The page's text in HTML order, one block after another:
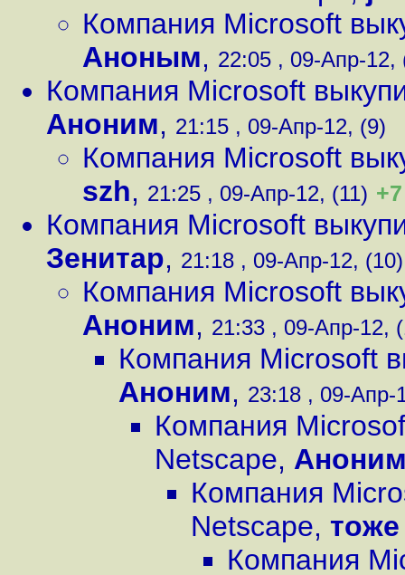
Компания Microsoft
Аноным, 22:05 , 09-Апр-12,
Компания Microsoft
Аноним, 21:15 , 09-Апр-12, (9)
Компания Microsoft
szh, 21:25 , 09-Апр-12, (11) +7
Компания Microsoft
Зенитар, 21:18 , 09-Апр-12, (10)
Компания Microsoft
Аноним, 21:33 , 09-Апр-12,
Компания Microsoft
Аноним, 23:18 , 09-Апр-
Компания
Netscape,
Компания
Netscape,
Компания